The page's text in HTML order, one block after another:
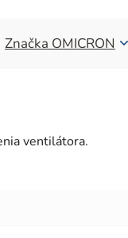
Značka OMICRON
ventilátora.